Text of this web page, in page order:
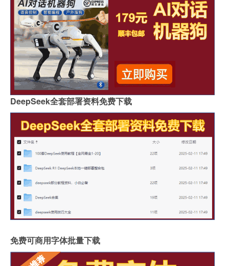
DeepSeek全套部署资料免费下载
免费可商用字体批量下载